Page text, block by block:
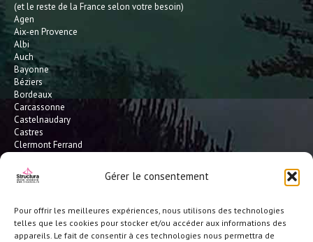
Gérer le consentement
Pour offrir les meilleures expériences, nous utilisons des technologies
telles que les cookies pour stocker et/ou accéder aux informations des
appareils. Le fait de consentir à ces technologies nous permettra de
(et le reste de la France selon votre besoin)
Agen
Aix-en Provence
Albi
Auch
Bayonne
Béziers
Bordeaux
Carcassonne
Castelnaudary
Castres
Clermont Ferrand
Gaillac
Hossegor
Limoges
L'Isle Jourdain
Montauban